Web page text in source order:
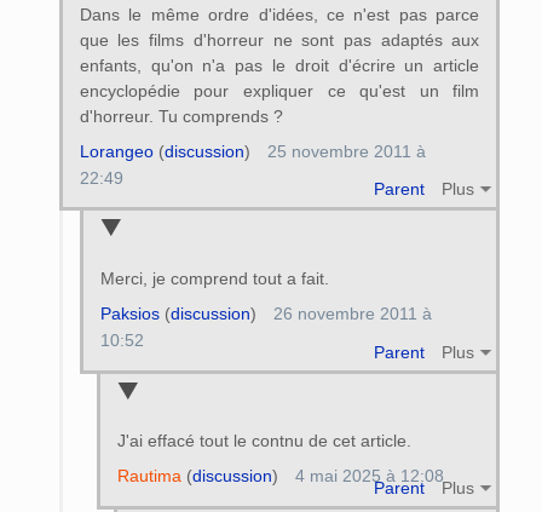
Dans le même ordre d'idées, ce n'est pas parce
que les films d'horreur ne sont pas adaptés aux
enfants, qu'on n'a pas le droit d'écrire un article
encyclopédie pour expliquer ce qu'est un film
d'horreur. Tu comprends ?
Parent Plus
Lorangeo(discussion)
25 novembre 2011 à
22:49
Merci, je comprend tout a fait.
Parent Plus
Paksios(discussion)
26 novembre 2011 à
10:52
J'ai effacé tout le contnu de cet article.
Parent Plus
Rautima(discussion) 4 mai 2025 à 12:08